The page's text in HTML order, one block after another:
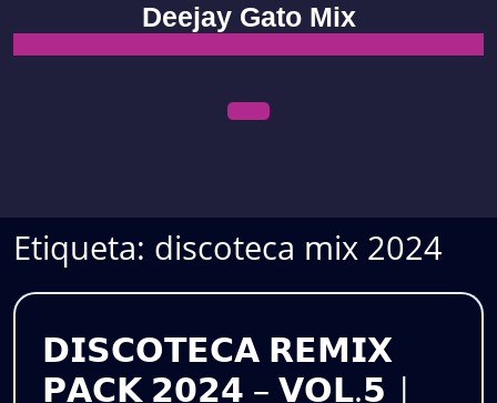
content
Deejay Gato Mix
Etiqueta: discoteca mix 2024
𝗗𝗜𝗦𝗖𝗢𝗧𝗘𝗖𝗔 𝗥𝗘𝗠𝗜𝗫
𝗣𝗔𝗖𝗞 𝟮𝟬𝟮𝟰 – 𝗩𝗢𝗟.𝟱 |